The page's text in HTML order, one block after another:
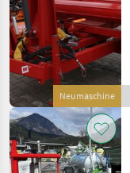
Neumaschine